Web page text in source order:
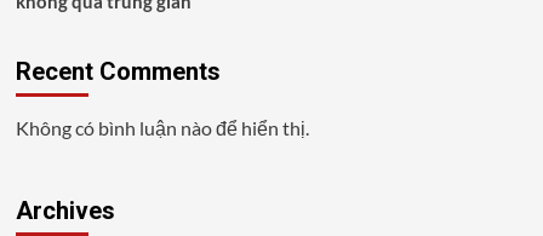
Recent Comments
Không có bình luận nào để hiển thị.
Archives